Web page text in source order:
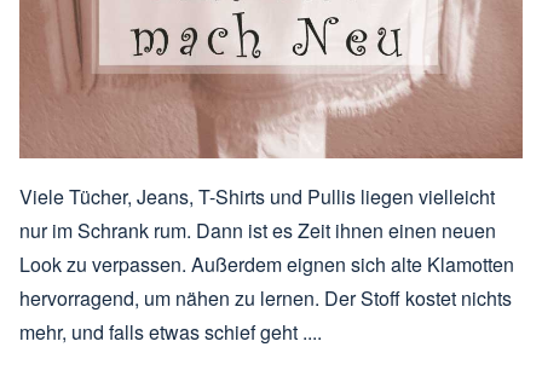
Viele Tücher, Jeans, T-Shirts und Pullis liegen vielleicht
nur im Schrank rum. Dann ist es Zeit ihnen einen neuen
Look zu verpassen. Außerdem eignen sich alte Klamotten
hervorragend, um nähen zu lernen. Der Stoff kostet nichts
mehr, und falls etwas schief geht ....